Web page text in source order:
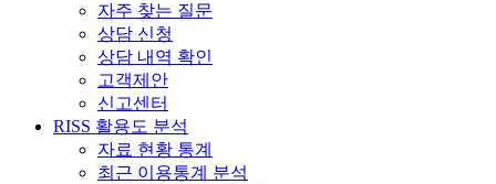
자주 찾는 질문
상담 신청
상담 내역 확인
고객제안
신고센터
RISS 활용도 분석
자료 현황 통계
최근 이용통계 분석